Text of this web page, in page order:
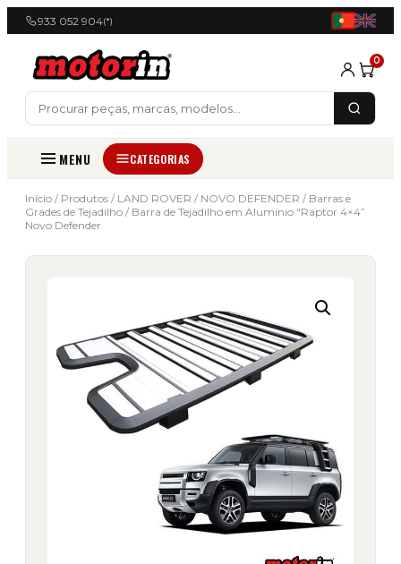
933 052 904(*)
0
MENU CATEGORIAS
Início / Produtos / LAND ROVER / NOVO DEFENDER / Barras e
Grades de Tejadilho / Barra de Tejadilho em Alumínio “Raptor 4×4”
Novo Defender